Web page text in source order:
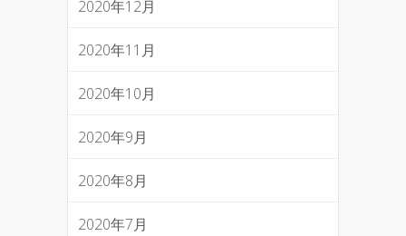
2020年12月
2020年11月
2020年10月
2020年9月
2020年8月
2020年7月